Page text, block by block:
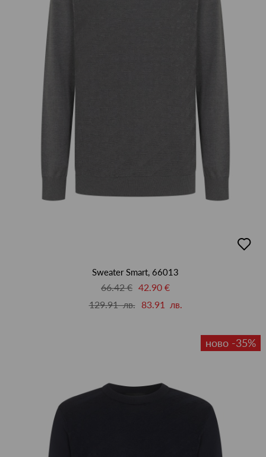
в
Sweater Smart, 66013
66.42 € 42.90 €
129.91 лв.
83.91 лв.
ново -35%